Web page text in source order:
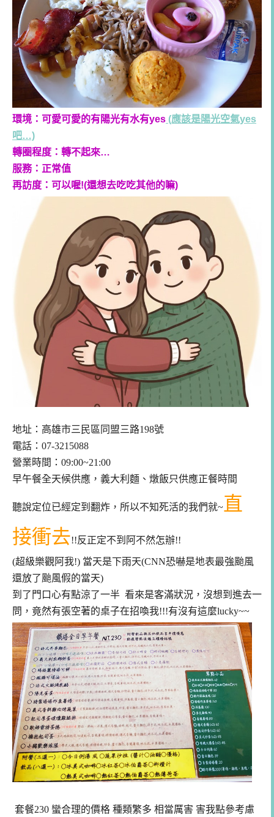
環境：可愛可愛的有陽光有水有yes (應該是陽光空氣yes
吧…)
轉圈程度：轉不起來…
服務：正常值
再訪度：可以喔!(還想去吃吃其他的嘛)
地址：高雄市三民區同盟三路198號
電話：07-3215088
營業時間：09:00~21:00
早午餐全天候供應，義大利麵、燉飯只供應正餐時間
聽說定位已經定到翻炸，所以不知死活的我們就~直
接衝去!!反正定不到阿不然怎辦!!
(超級樂觀阿我!) 當天是下雨天(CNN恐嚇是地表最強颱風
還放了颱風假的當天)
到了門口心有點涼了一半 看來是客滿狀況，沒想到進去一
問，竟然有張空著的桌子在招喚我!!!有沒有這麼lucky~~
套餐230 蠻合理的價格 種類繁多 相當厲害 害我點參考慮